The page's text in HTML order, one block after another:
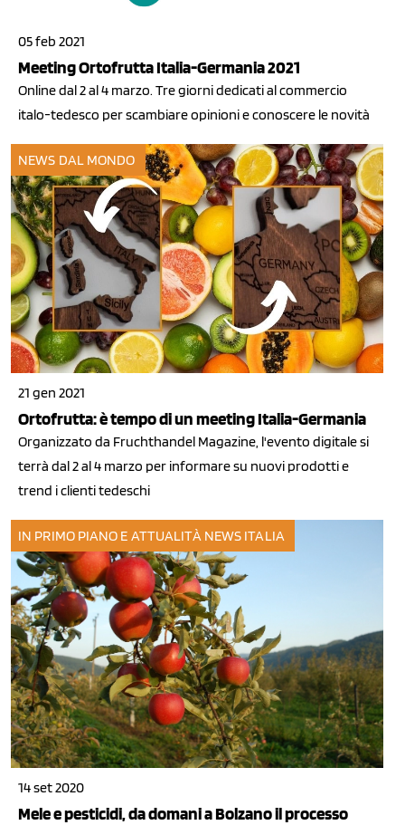
05 feb 2021
Meeting Ortofrutta Italia-Germania 2021
Online dal 2 al 4 marzo. Tre giorni dedicati al commercio
italo-tedesco per scambiare opinioni e conoscere le novità
NEWS DAL MONDO
21 gen 2021
Ortofrutta: è tempo di un meeting Italia-Germania
Organizzato da Fruchthandel Magazine, l'evento digitale si
terrà dal 2 al 4 marzo per informare su nuovi prodotti e
trend i clienti tedeschi
IN PRIMO PIANO E ATTUALITÀ NEWS ITALIA
14 set 2020
Mele e pesticidi, da domani a Bolzano il processo